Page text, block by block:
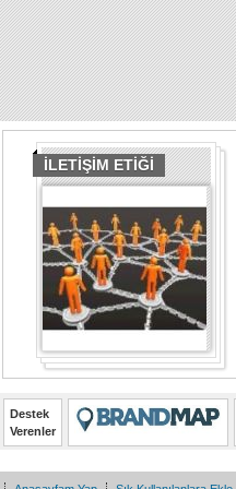
İLETİŞİM ETİĞİ
Destek
Verenler